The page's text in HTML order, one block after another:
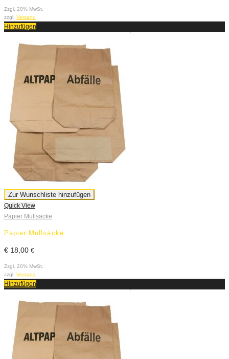
Zzgl. 20% MwSt.
zzgl. Versand
Hinzufügen
Zur Wunschliste hinzufügen
Quick View
Papier Müllsäcke
Papier Müllsäcke
€ 18,00 €
Zzgl. 20% MwSt.
zzgl. Versand
Hinzufügen